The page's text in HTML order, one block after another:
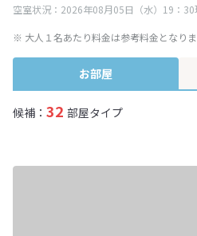
空室状況：2026年08月05日（水）19：30
※ 大人１名あたり料金は参考料金となりま
お部屋
候補： 32 部屋タイプ